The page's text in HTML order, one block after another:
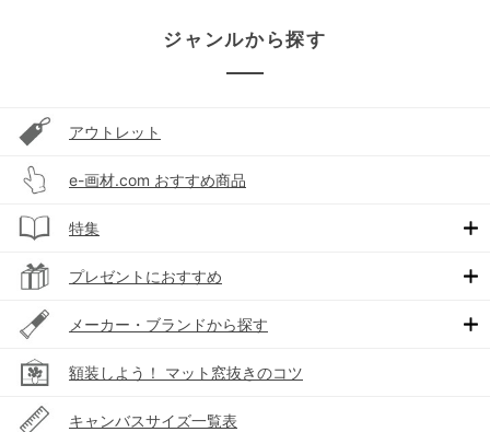
ジャンルから探す
アウトレット
e-画材.com おすすめ商品
特集
プレゼントにおすすめ
メーカー・ブランドから探す
額装しよう！ マット窓抜きのコツ
キャンバスサイズ一覧表